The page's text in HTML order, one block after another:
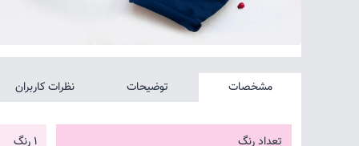
مشخصات توضیحات نظرات کاربران
تعداد رنگ 1 رنگ